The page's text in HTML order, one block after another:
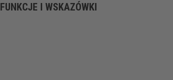
FUNKCJE I WSKAZÓWKI